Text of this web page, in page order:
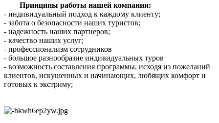
Принципы работы нашей компании:
- индивидуальный подход к каждому клиенту;
- забота о безопасности наших туристов;
- надежность наших партнеров;
- качество наших услуг;
- профессионализм сотрудников
- большое разнообразие индивидуальных туров
- возможность составления программы, исходя из пожеланий
клиентов, искушенных и начинающих, любящих комфорт и
готовых к экстриму;